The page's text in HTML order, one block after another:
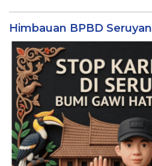
Himbauan BPBD Seruyan